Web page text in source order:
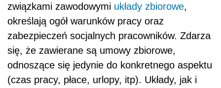
związkami zawodowymi układy zbiorowe,
określają ogół warunków pracy oraz
zabezpieczeń socjalnych pracowników. Zdarza
się, że zawierane są umowy zbiorowe,
odnoszące się jedynie do konkretnego aspektu
(czas pracy, płace, urlopy, itp). Układy, jak i